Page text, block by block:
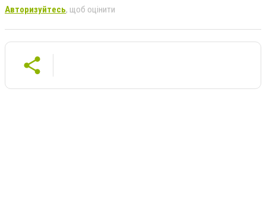
Авторизуйтесь, щоб оцінити